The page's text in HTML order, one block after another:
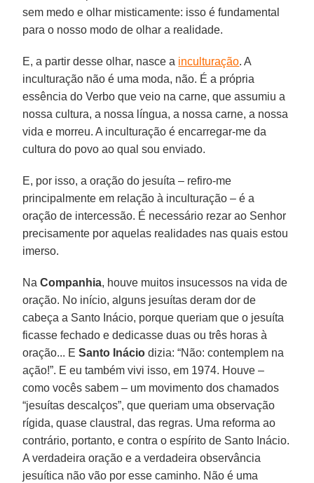
sem medo e olhar misticamente: isso é fundamental
para o nosso modo de olhar a realidade.
E, a partir desse olhar, nasce a inculturação. A
inculturação não é uma moda, não. É a própria
essência do Verbo que veio na carne, que assumiu a
nossa cultura, a nossa língua, a nossa carne, a nossa
vida e morreu. A inculturação é encarregar-me da
cultura do povo ao qual sou enviado.
E, por isso, a oração do jesuíta – refiro-me
principalmente em relação à inculturação – é a
oração de intercessão. É necessário rezar ao Senhor
precisamente por aquelas realidades nas quais estou
imerso.
NaCompanhia, houve muitos insucessos na vida de
oração. No início, alguns jesuítas deram dor de
cabeça a Santo Inácio, porque queriam que o jesuíta
ficasse fechado e dedicasse duas ou três horas à
oração... ESanto Inácio dizia: “Não: contemplem na
ação!”. E eu também vivi isso, em 1974. Houve –
como vocês sabem – um movimento dos chamados
“jesuítas descalços”, que queriam uma observação
rígida, quase claustral, das regras. Uma reforma ao
contrário, portanto, e contra o espírito de Santo Inácio.
A verdadeira oração e a verdadeira observância
jesuítica não vão por esse caminho. Não é uma